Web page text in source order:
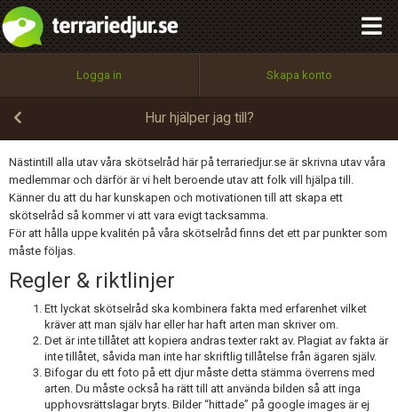
Logga in Skapa konto
Hur hjälper jag till?
Nästintill alla utav våra skötselråd här på terrariedjur.se är skrivna utav våra
medlemmar och därför är vi helt beroende utav att folk vill hjälpa till.
Känner du att du har kunskapen och motivationen till att skapa ett
skötselråd så kommer vi att vara evigt tacksamma.
För att hålla uppe kvalitén på våra skötselråd finns det ett par punkter som
måste följas.
Regler & riktlinjer
Ett lyckat skötselråd ska kombinera fakta med erfarenhet vilket
kräver att man själv har eller har haft arten man skriver om.
Det är inte tillåtet att kopiera andras texter rakt av. Plagiat av fakta är
inte tillåtet, såvida man inte har skriftlig tillåtelse från ägaren själv.
Bifogar du ett foto på ett djur måste detta stämma överrens med
arten. Du måste också ha rätt till att använda bilden så att inga
upphovsrättslagar bryts. Bilder “hittade” på google images är ej
Utför
100%
OK
integritetspolicy
Namn:
Epost:
Användarnamn:
Privacy Policy
Terms of Service
Skapa konto
Begär nytt lösenord
Tillbaka till förstasidan